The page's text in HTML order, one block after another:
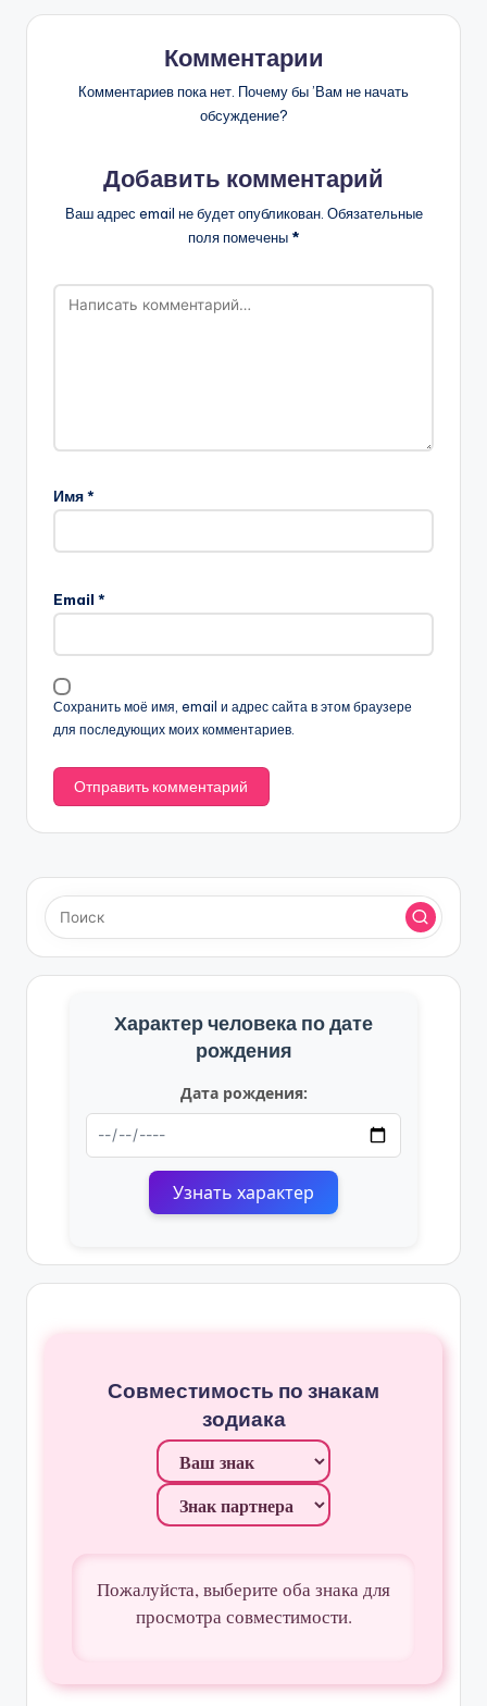
Комментарии
Комментариев пока нет. Почему бы ’Вам не начать
обсуждение?
Добавить комментарий
Ваш адрес email не будет опубликован. Обязательные
поля помечены *
Имя*
Email *
Сохранить моё имя, email и адрес сайта в этом браузере
для последующих моих комментариев.
Характер человека по дате
рождения
Дата рождения:
Узнать характер
Совместимость по знакам
зодиака
Пожалуйста, выберите оба знака для
просмотра совместимости.